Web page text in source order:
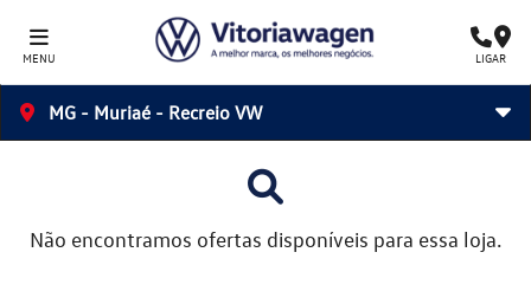
MENU LIGAR
MG - Muriaé - Recreio VW
Não encontramos ofertas disponíveis para essa loja.